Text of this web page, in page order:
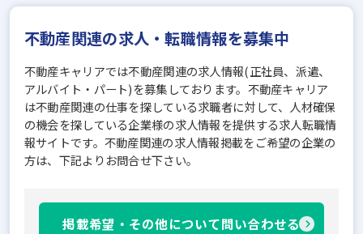
不動産関連の求人・転職情報を募集中
不動産キャリアでは不動産関連の求人情報(正社員、派遣、
アルバイト・パート)を募集しております。不動産キャリア
は不動産関連の仕事を探している求職者に対して、人材確保
の機会を探している企業様の求人情報を提供する求人転職情
報サイトです。不動産関連の求人情報掲載をご希望の企業の
方は、下記よりお問合せ下さい。
掲載希望・その他について問い合わせる